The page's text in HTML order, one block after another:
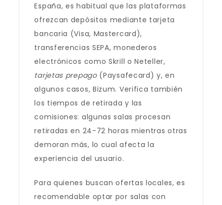
España, es habitual que las plataformas
ofrezcan depósitos mediante tarjeta
bancaria (Visa, Mastercard),
transferencias SEPA, monederos
electrónicos como Skrill o Neteller,
tarjetas prepago(Paysafecard) y, en
algunos casos, Bizum. Verifica también
los tiempos de retirada y las
comisiones: algunas salas procesan
retiradas en 24-72 horas mientras otras
demoran más, lo cual afecta la
experiencia del usuario.
Para quienes buscan ofertas locales, es
recomendable optar por salas con